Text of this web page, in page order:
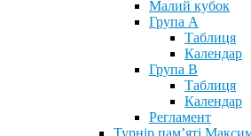
Малий кубок
Група А
Таблиця
Календар
Група В
Таблиця
Календар
Регламент
Турнір пам’яті